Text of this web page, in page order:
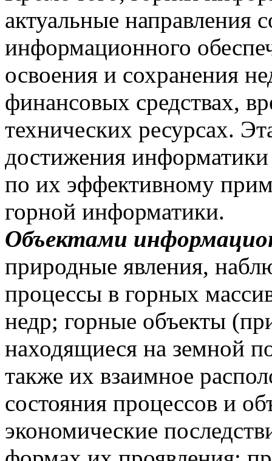
актуальные направления
информационного
освоения и сохранения
финансовых средствах,
технических ресурсах.
достижения
по их эффективному
горной информатики.
Объектами
природные явления,
процессы в горных
недр; горные объекты
находящиеся на земной
также их взаимное
состояния процессов и
экономические